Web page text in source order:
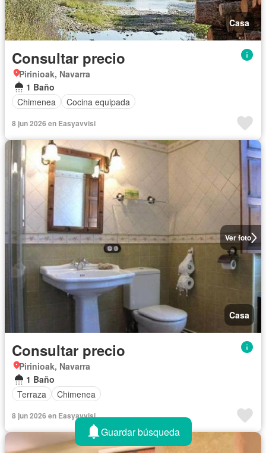
Casa
Consultar precio
Pirinioak, Navarra
1 Baño
Chimenea
Cocina equipada
8 jun 2026 en Easyavvisi
Ver foto
Casa
Consultar precio
Pirinioak, Navarra
1 Baño
Terraza
Chimenea
8 jun 2026 en Easyavvisi
Guardar búsqueda